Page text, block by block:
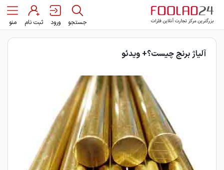
جستجو ورود ثبت نام منو
آلیاژ برنج چیست؟+ ویدئو